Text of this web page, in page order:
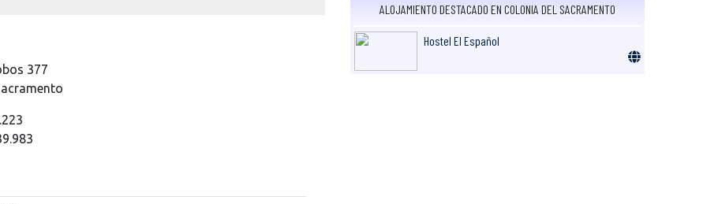
377
ALOJAMIENTO DESTACADO EN COLONIA DEL SACRAMENTO
Hostel El Español